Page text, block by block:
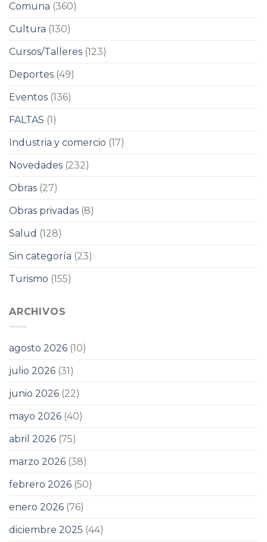
Comuna (360)
Cultura (130)
Cursos/Talleres (123)
Deportes (49)
Eventos (136)
FALTAS (1)
Industria y comercio (17)
Novedades (232)
Obras (27)
Obras privadas (8)
Salud (128)
Sin categoría (23)
Turismo (155)
ARCHIVOS
agosto 2026 (10)
julio 2026 (31)
junio 2026 (22)
mayo 2026 (40)
abril 2026 (75)
marzo 2026 (38)
febrero 2026 (50)
enero 2026 (76)
diciembre 2025 (44)